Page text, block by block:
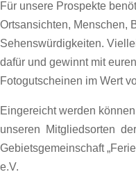
Für unsere Prospekte
Ortsansichten, Menschen,
Sehenswürdigkeiten.
dafür und gewinnt mit
Fotogutscheinen im Wert
Eingereicht werden
unseren Mitgliedsorten
Gebietsgemeinschaft
e.V.